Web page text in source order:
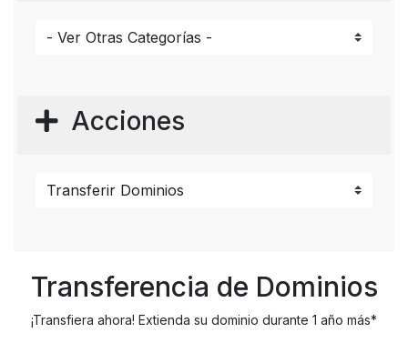
Acciones
Transferencia de Dominios
¡Transfiera ahora! Extienda su dominio durante 1 año más*